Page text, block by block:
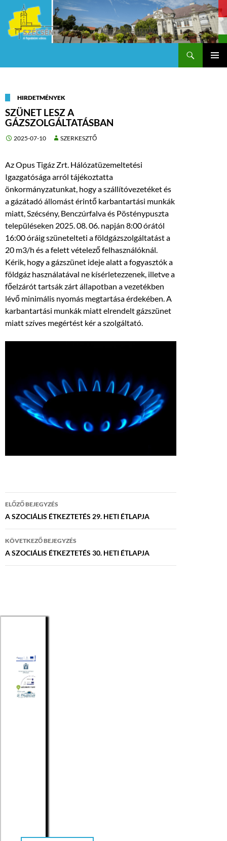
HIRDETMÉNYEK
SZÜNET LESZ A
GÁZSZOLGÁLTATÁSBAN
2025-07-10 SZERKESZTŐ
Az Opus Tigáz Zrt. Hálózatüzemeltetési
Igazgatósága arról tájékoztatta
önkormányzatunkat, hogy a szállítóvezetéket és
a gázátadó állomást érintő karbantartási munkák
miatt, Szécsény, Benczúrfalva és Pösténypuszta
településeken 2025. 08. 06. napján 8:00 órától
16:00 óráig szünetelteti a földgázszolgáltatást a
20 m3/h és a felett vételező felhasználóknál.
Kérik, hogy a gázszünet ideje alatt a fogyasztók a
földgáz használatával ne kísérletezzenek, illetve a
főelzárót tartsák zárt állapotban a vezetékben
lévő minimális nyomás megtartása érdekében. A
karbantartási munkák miatt elrendelt gázszünet
miatt szíves megértést kér a szolgáltató.
Bejegyzés
navigáció
ELŐZŐ BEJEGYZÉS
A SZOCIÁLIS ÉTKEZTETÉS 29. HETI ÉTLAPJA
KÖVETKEZŐ BEJEGYZÉS
A SZOCIÁLIS ÉTKEZTETÉS 30. HETI ÉTLAPJA